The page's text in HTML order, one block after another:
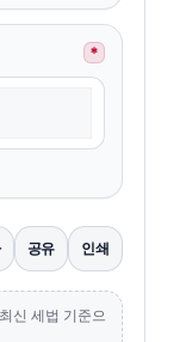
*
공유 인쇄
신 세법 기준으